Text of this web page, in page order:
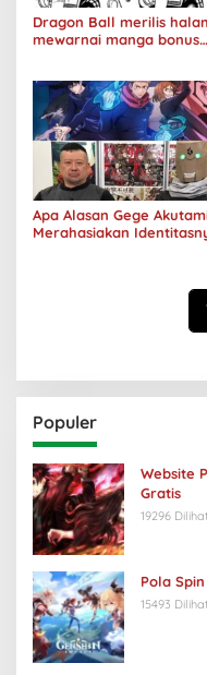
Dragon Ball merilis
mewarnai manga bonus
Apa Alasan Gege
Merahasiakan
Populer
Website
Gratis
19296 Dilihat
Pola
15493 Dilihat